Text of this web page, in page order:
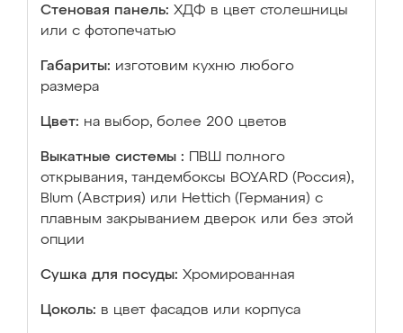
Стеновая панель: ХДФ в цвет столешницы
или с фотопечатью
Габариты: изготовим кухню любого
размера
Цвет: на выбор, более 200 цветов
Выкатные системы :
ПВШ полного
открывания, тандембоксы BOYARD (Россия),
Blum (Австрия) или Hettich (Германия) с
плавным закрыванием дверок или без этой
опции
Сушка для посуды: Хромированная
Цоколь: в цвет фасадов или корпуса